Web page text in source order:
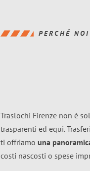
PERCHÉ
Traslochi Firenze non è
trasparenti ed equi.
ti offriamo una
costi nascosti o spese